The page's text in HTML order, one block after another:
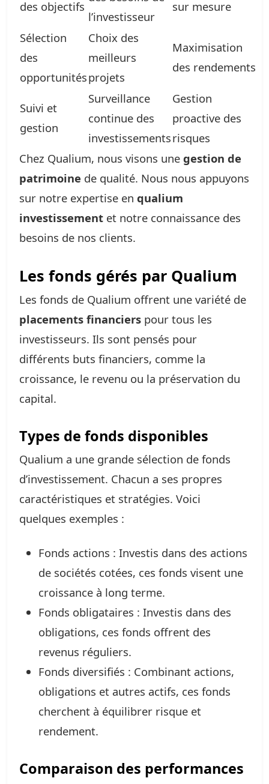
des objectifs
l’investisseur
sur mesure
Sélection
des
opportunités
Choix des
meilleurs
projets
Maximisation
des rendements
Suivi et
gestion
Surveillance
continue des
investissements
Gestion
proactive des
risques
Chez Qualium, nous visons une gestion de
patrimoine de qualité. Nous nous appuyons
sur notre expertise en qualium
investissement et notre connaissance des
besoins de nos clients.
Les fonds gérés par Qualium
Les fonds de Qualium offrent une variété de
placements financiers pour tous les
investisseurs. Ils sont pensés pour
différents buts financiers, comme la
croissance, le revenu ou la préservation du
capital.
Types de fonds disponibles
Qualium a une grande sélection de fonds
d’investissement. Chacun a ses propres
caractéristiques et stratégies. Voici
quelques exemples :
Fonds actions : Investis dans des actions
de sociétés cotées, ces fonds visent une
croissance à long terme.
Fonds obligataires : Investis dans des
obligations, ces fonds offrent des
revenus réguliers.
Fonds diversifiés : Combinant actions,
obligations et autres actifs, ces fonds
cherchent à équilibrer risque et
rendement.
Comparaison des performances